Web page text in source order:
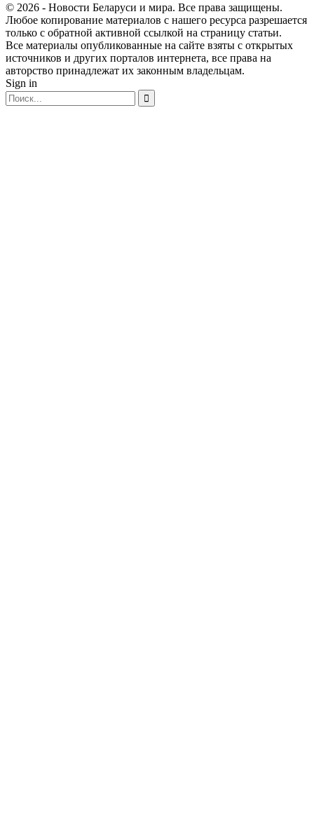
© 2026 - Новости Беларуси и мира. Все права защищены.
Любое копирование материалов с нашего ресурса разрешается
только с обратной активной ссылкой на страницу статьи.
Все материалы опубликованные на сайте взяты с открытых
источников и других порталов интернета, все права на
авторство принадлежат их законным владельцам.
Sign in